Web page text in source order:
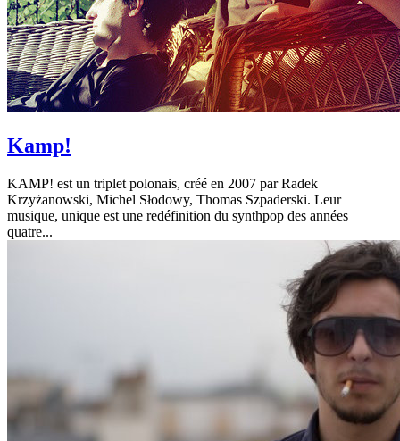
Kamp!
KAMP! est un triplet polonais, créé en 2007 par Radek
Krzyżanowski, Michel Słodowy, Thomas Szpaderski. Leur
musique, unique est une redéfinition du synthpop des années
quatre...